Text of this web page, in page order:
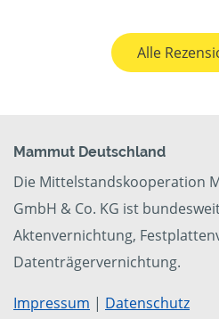
Alle
Mammut Deutschland
Die Mittelstandskooperation
GmbH & Co. KG ist
Aktenvernichtung,
Datenträgervernichtung.
Impressum | Datenschutz